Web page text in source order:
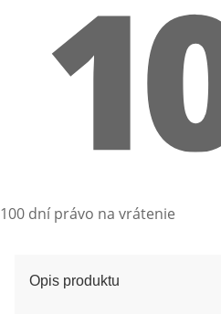
100 dní právo na vrátenie
Opis produktu